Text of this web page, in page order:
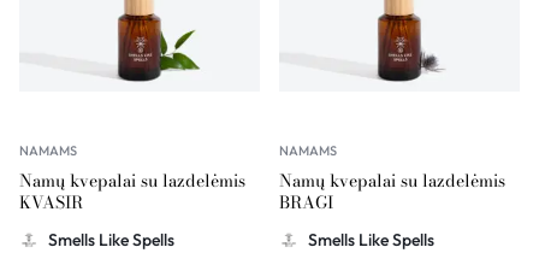
NAMAMS
Namų kvepalai su lazdelėmis
KVASIR
Smells Like Spells
NAMAMS
Namų kvepalai su lazdelėmis
BRAGI
Smells Like Spells